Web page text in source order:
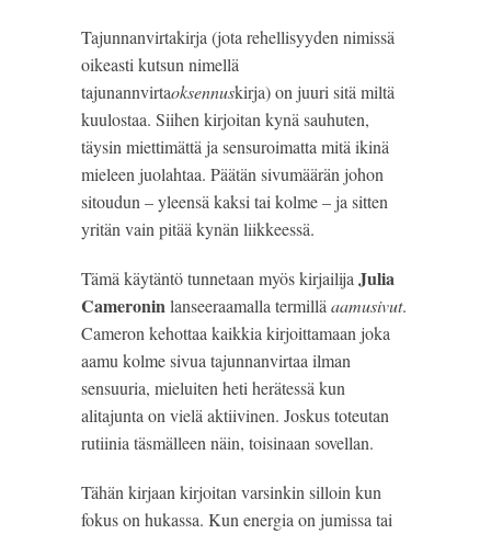
Tajunnanvirtakirja (jota rehellisyyden nimissä
oikeasti kutsun nimellä
tajunannvirtaoksennuskirja) on juuri sitä miltä
kuulostaa. Siihen kirjoitan kynä sauhuten,
täysin miettimättä ja sensuroimatta mitä ikinä
mieleen juolahtaa. Päätän sivumäärän johon
sitoudun – yleensä kaksi tai kolme – ja sitten
yritän vain pitää kynän liikkeessä.
Tämä käytäntö tunnetaan myös kirjailija Julia
Cameronin lanseeraamalla termillä aamusivut.
Cameron kehottaa kaikkia kirjoittamaan joka
aamu kolme sivua tajunnanvirtaa ilman
sensuuria, mieluiten heti herätessä kun
alitajunta on vielä aktiivinen. Joskus toteutan
rutiinia täsmälleen näin, toisinaan sovellan.
Tähän kirjaan kirjoitan varsinkin silloin kun
fokus on hukassa. Kun energia on jumissa tai